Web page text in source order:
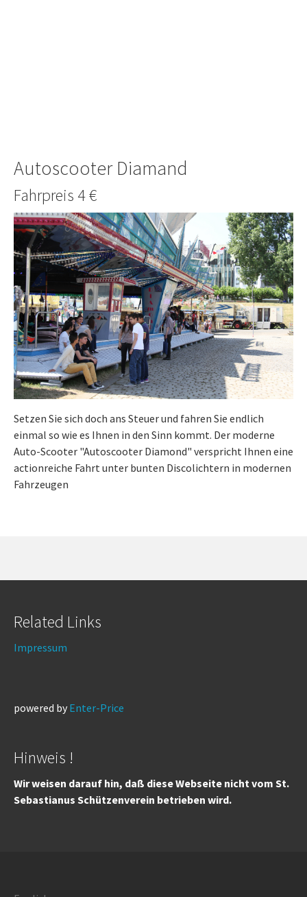
Autoscooter Diamand
Fahrpreis 4 €
Setzen Sie sich doch ans Steuer und fahren Sie endlich
einmal so wie es Ihnen in den Sinn kommt. Der moderne
Auto-Scooter "Autoscooter Diamond" verspricht Ihnen eine
actionreiche Fahrt unter bunten Discolichtern in modernen
Fahrzeugen
Related Links
Impressum
powered by Enter-Price
Hinweis !
Wir weisen darauf hin, daß diese Webseite nicht vom St.
Sebastianus Schützenverein betrieben wird.